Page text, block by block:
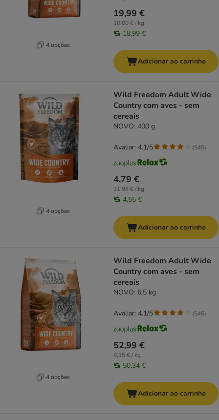
4 opções
19,99 €
10,00 € / kg
18,99 €
Adicionar ao carrinho
4 opções
Wild Freedom Adult Wide
Country com aves - sem
cereais
NOVO: 400 g
4,79 €
11,98 € / kg
4,55 €
Avaliar: 4.1/5 (545)
Adicionar ao carrinho
4 opções
Wild Freedom Adult Wide
Country com aves - sem
cereais
NOVO: 6,5 kg
52,99 €
8,15 € / kg
50,34 €
Avaliar: 4.1/5 (545)
Adicionar ao carrinho